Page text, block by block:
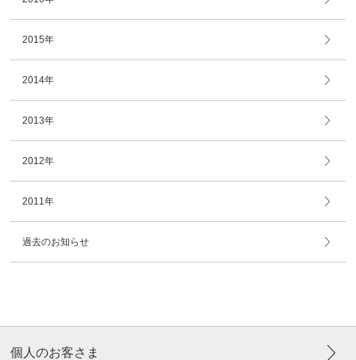
2015年
2014年
2013年
2012年
2011年
過去のお知らせ
個人のお客さま